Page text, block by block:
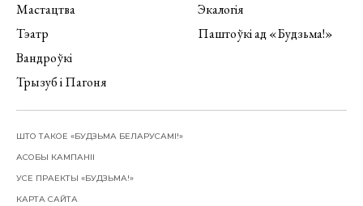
Мастацтва
Тэатр
Вандроўкі
Трызуб і Пагоня
Экалогія
Паштоўкі ад «Будзьма!»
ШТО ТАКОЕ «БУДЗЬМА БЕЛАРУСАМІ!»
АСОБЫ КАМПАНІІ
УСЕ ПРАЕКТЫ «БУДЗЬМА!»
КАРТА САЙТА